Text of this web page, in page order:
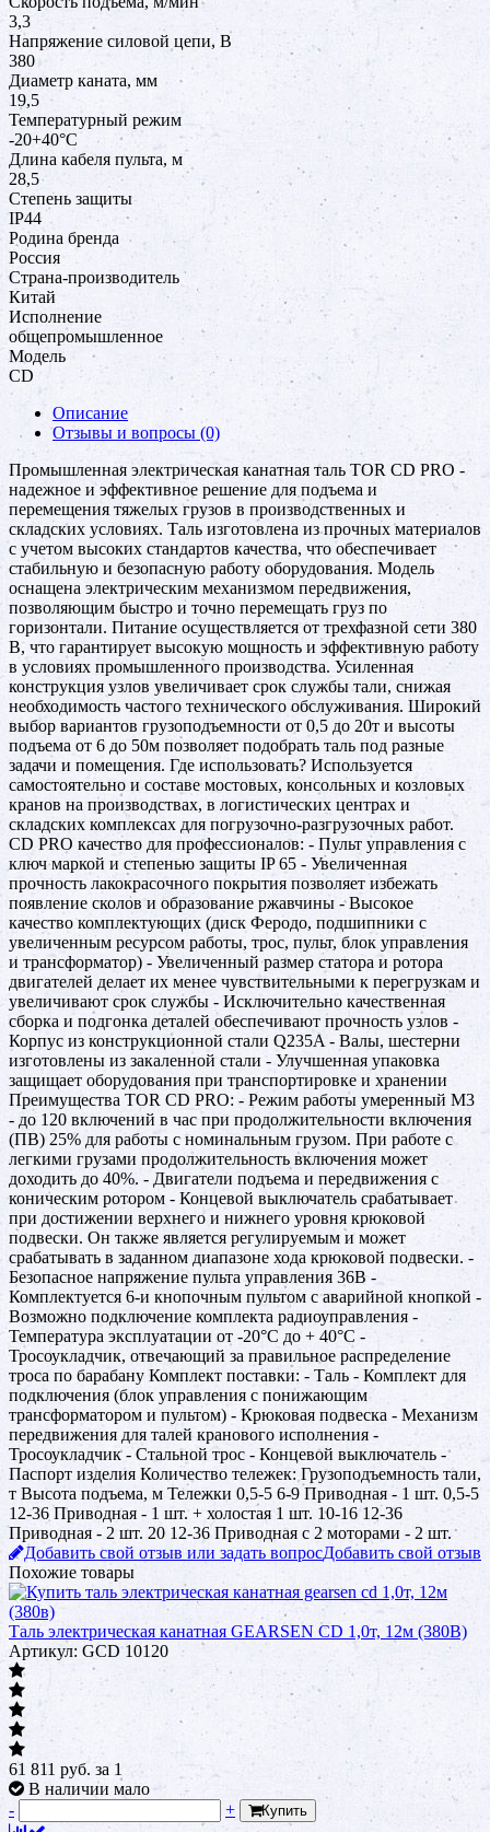
3,3
Напряжение силовой цепи, В
380
Диаметр каната, мм
19,5
Температурный режим
-20+40°С
Длина кабеля пульта, м
28,5
Степень защиты
IP44
Родина бренда
Россия
Страна-производитель
Китай
Исполнение
общепромышленное
Модель
CD
Описание
Отзывы и вопросы (0)
Промышленная электрическая канатная таль TOR CD PRO -
надежное и эффективное решение для подъема и
перемещения тяжелых грузов в производственных и
складских условиях. Таль изготовлена из прочных материалов
с учетом высоких стандартов качества, что обеспечивает
стабильную и безопасную работу оборудования. Модель
оснащена электрическим механизмом передвижения,
позволяющим быстро и точно перемещать груз по
горизонтали. Питание осуществляется от трехфазной сети 380
В, что гарантирует высокую мощность и эффективную работу
в условиях промышленного производства. Усиленная
конструкция узлов увеличивает срок службы тали, снижая
необходимость частого технического обслуживания. Широкий
выбор вариантов грузоподъемности от 0,5 до 20т и высоты
подъема от 6 до 50м позволяет подобрать таль под разные
задачи и помещения. Где использовать? Используется
самостоятельно и составе мостовых, консольных и козловых
кранов на производствах, в логистических центрах и
складских комплексах для погрузочно-разгрузочных работ.
CD PRO качество для профессионалов: - Пульт управления с
ключ маркой и степенью защиты IP 65 - Увеличенная
прочность лакокрасочного покрытия позволяет избежать
появление сколов и образование ржавчины - Высокое
качество комплектующих (диск Феродо, подшипники с
увеличенным ресурсом работы, трос, пульт, блок управления
и трансформатор) - Увеличенный размер статора и ротора
двигателей делает их менее чувствительными к перегрузкам и
увеличивают срок службы - Исключительно качественная
сборка и подгонка деталей обеспечивают прочность узлов -
Корпус из конструкционной стали Q235A - Валы, шестерни
изготовлены из закаленной стали - Улучшенная упаковка
защищает оборудования при транспортировке и хранении
Преимущества TOR CD PRO: - Режим работы умеренный М3
- до 120 включений в час при продолжительности включения
(ПВ) 25% для работы с номинальным грузом. При работе с
легкими грузами продолжительность включения может
доходить до 40%. - Двигатели подъема и передвижения с
коническим ротором - Концевой выключатель срабатывает
при достижении верхнего и нижнего уровня крюковой
подвески. Он также является регулируемым и может
срабатывать в заданном диапазоне хода крюковой подвески. -
Безопасное напряжение пульта управления 36В -
Комплектуется 6-и кнопочным пультом с аварийной кнопкой -
Возможно подключение комплекта радиоуправления -
Температура эксплуатации от -20°C до + 40°C -
Тросоукладчик, отвечающий за правильное распределение
троса по барабану Комплект поставки: - Таль - Комплект для
подключения (блок управления с понижающим
трансформатором и пультом) - Крюковая подвеска - Механизм
передвижения для талей кранового исполнения -
Тросоукладчик - Стальной трос - Концевой выключатель -
Паспорт изделия Количество тележек: Грузоподъемность тали,
т Высота подъема, м Тележки 0,5-5 6-9 Приводная - 1 шт. 0,5-5
12-36 Приводная - 1 шт. + холостая 1 шт. 10-16 12-36
Приводная - 2 шт. 20 12-36 Приводная с 2 моторами - 2 шт.
Добавить свой отзыв или задать вопросДобавить свой отзыв
Похожие товары
Таль электрическая канатная GEARSEN CD 1,0т, 12м (380В)
Артикул: GCD 10120
61 811 руб. за 1
В наличии мало
-
+ Купить